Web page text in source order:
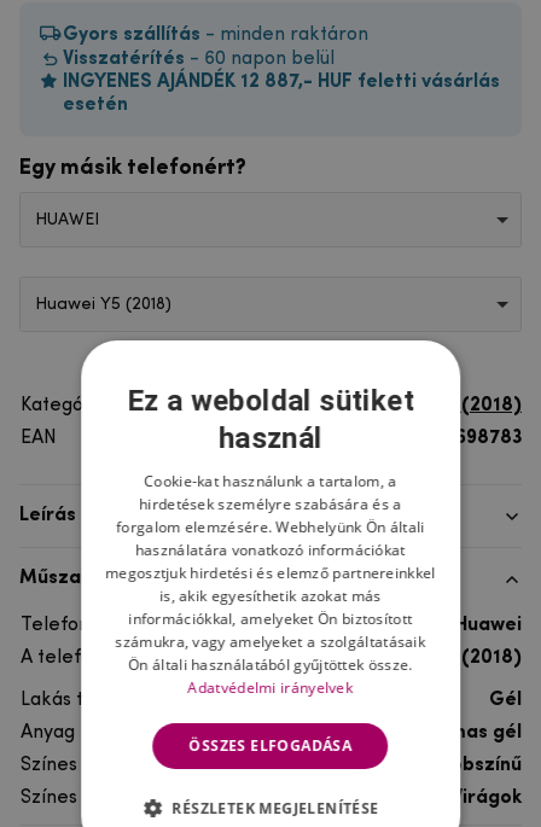
Gyors szállítás - minden raktáron
Visszatérítés - 60 napon belül
INGYENES AJÁNDÉK 12 887,- HUF feletti vásárlás
esetén
Egy másik telefonért?
HUAWEI
Huawei Y5 (2018)
Kategória
Huawei Y5 (2018)
EAN
8596579698783
Leírás
Műszaki adatok
Telefon márka
Huawei
A telefonmodellhez
Huawei Y5 (2018)
Lakás típusa
Gél
Anyag
rugalmas gél
Színes
többszínű
Színes motívum
Virágok
Ez a weboldal sütiket
használ
Cookie-kat használunk a tartalom, a
hirdetések személyre szabására és a
forgalom elemzésére. Webhelyünk Ön általi
használatára vonatkozó információkat
megosztjuk hirdetési és elemző partnereinkkel
is, akik egyesíthetik azokat más
információkkal, amelyeket Ön biztosított
számukra, vagy amelyeket a szolgáltatásaik
Ön általi használatából gyűjtöttek össze.
Adatvédelmi irányelvek
ÖSSZES ELFOGADÁSA
RÉSZLETEK MEGJELENÍTÉSE